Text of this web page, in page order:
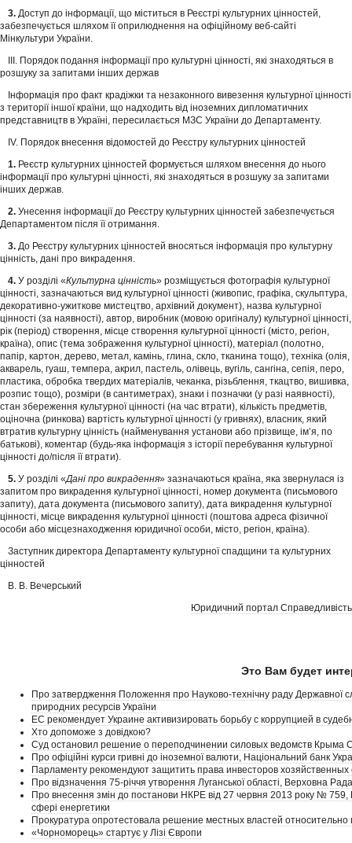
3. Доступ до інформації, що міститься в Реєстрі культурних цінностей,
забезпечується шляхом її оприлюднення на офіційному веб-сайті
Мінкультури України.
ІІІ. Порядок подання інформації про культурні цінності, які знаходяться в
розшуку за запитами інших держав
Інформація про факт крадіжки та незаконного вивезення культурної цінності
з території іншої країни, що надходить від іноземних дипломатичних
представництв в Україні, пересилається МЗС України до Департаменту.
ІV. Порядок внесення відомостей до Реєстру культурних цінностей
1. Реєстр культурних цінностей формується шляхом внесення до нього
інформації про культурні цінності, які знаходяться в розшуку за запитами
інших держав.
2. Унесення інформації до Реєстру культурних цінностей забезпечується
Департаментом після її отримання.
3. До Реєстру культурних цінностей вносяться інформація про культурну
цінність, дані про викрадення.
4. У розділі «Культурна цінність» розміщується фотографія культурної
цінності, зазначаються вид культурної цінності (живопис, графіка, скульптура,
декоративно-ужиткове мистецтво, архівний документ), назва культурної
цінності (за наявності), автор, виробник (мовою оригіналу) культурної цінності,
рік (період) створення, місце створення культурної цінності (місто, регіон,
країна), опис (тема зображення культурної цінності), матеріал (полотно,
папір, картон, дерево, метал, камінь, глина, скло, тканина тощо), техніка (олія,
акварель, гуаш, темпера, акрил, пастель, олівець, вугіль, сангіна, сепія, перо,
пластика, обробка твердих матеріалів, чеканка, різьблення, ткацтво, вишивка,
розпис тощо), розміри (в сантиметрах), знаки і позначки (у разі наявності),
стан збереження культурної цінності (на час втрати), кількість предметів,
оціночна (ринкова) вартість культурної цінності (у гривнях), власник, який
втратив культурну цінність (найменування установи або прізвище, ім’я, по
батькові), коментар (будь-яка інформація з історії перебування культурної
цінності до/після її втрати).
5. У розділі «Дані про викрадення» зазначаються країна, яка звернулася із
запитом про викрадення культурної цінності, номер документа (письмового
запиту), дата документа (письмового запиту), дата викрадення культурної
цінності, місце викрадення культурної цінності (поштова адреса фізичної
особи або місцезнаходження юридичної особи, місто, регіон, країна).
Заступник директора Департаменту культурної спадщини та культурних
цінностей
В. В. Вечерський
Юридичний портал Справедливість
Это Вам будет
Про затвердження Положення про Науково-технічну раду Державної
природних ресурсів України
ЕС рекомендует Украине активизировать борьбу с коррупцией в
Хто допоможе з довідкою?
Суд остановил решение о переподчинении силовых ведомств Крыма
Про офіційні курси гривні до іноземної валюти, Національний банк
Парламенту рекомендуют защитить права инвесторов
Про відзначення 75-річчя утворення Луганської області, Верховна
Про внесення змін до постанови НКРЕ від 27 червня 2013 року №
сфері енергетики
Прокуратура опротестовала решение местных властей
«Чорноморець» стартує у Лізі Європи